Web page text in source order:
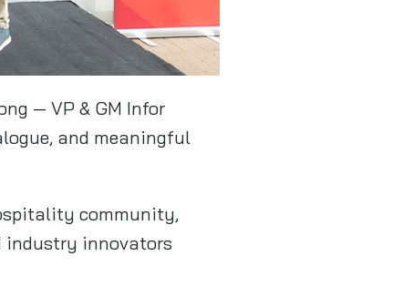
— VP & GM Infor
and meaningful
community,
industry innovators